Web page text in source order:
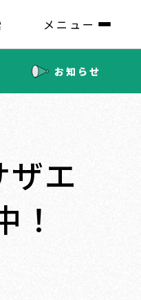
メニュー
お知らせ
エ